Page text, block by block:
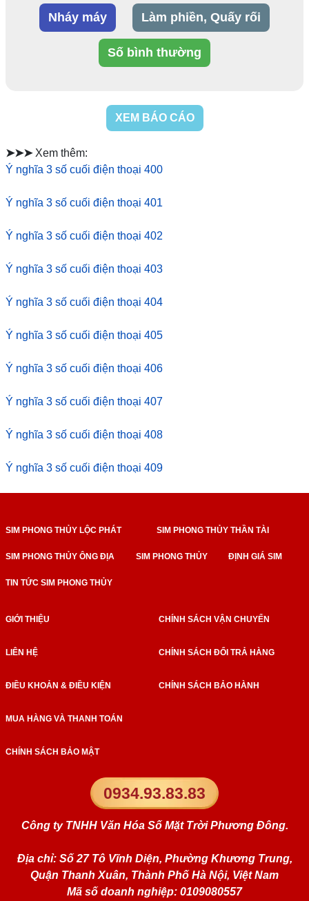
Nháy máy Làm phiền, Quấy rối
Số bình thường
XEM BÁO CÁO
➤➤➤ Xem thêm:
Ý nghĩa 3 số cuối điện thoại 400
Ý nghĩa 3 số cuối điện thoại 401
Ý nghĩa 3 số cuối điện thoại 402
Ý nghĩa 3 số cuối điện thoại 403
Ý nghĩa 3 số cuối điện thoại 404
Ý nghĩa 3 số cuối điện thoại 405
Ý nghĩa 3 số cuối điện thoại 406
Ý nghĩa 3 số cuối điện thoại 407
Ý nghĩa 3 số cuối điện thoại 408
Ý nghĩa 3 số cuối điện thoại 409
SIM PHONG THỦY LỘC PHÁT SIM PHONG THỦY THẦN TÀI
SIM PHONG THỦY ÔNG ĐỊA SIM PHONG THỦY ĐỊNH GIÁ SIM
TIN TỨC SIM PHONG THỦY
0934.93.83.83
Công ty TNHH Văn Hóa Số Mặt Trời Phương Đông.
Địa chỉ: Số 27 Tô Vĩnh Diện, Phường Khương Trung,
Quận Thanh Xuân, Thành Phố Hà Nội, Việt Nam
Mã số doanh nghiệp: 0109080557
GIỚI THIỆU
LIÊN HỆ
ĐIỀU KHOẢN & ĐIỀU KIỆN
MUA HÀNG VÀ THANH TOÁN
CHÍNH SÁCH BẢO MẬT
CHÍNH SÁCH VẬN CHUYỂN
CHÍNH SÁCH ĐỔI TRẢ HÀNG
CHÍNH SÁCH BẢO HÀNH